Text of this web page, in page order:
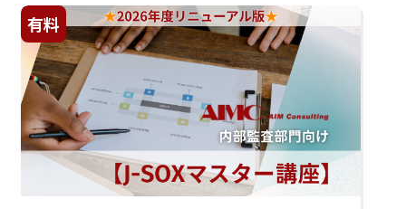
有料